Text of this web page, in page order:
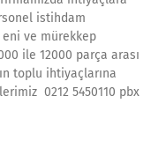
istihdam
eni ve mürekkep
ile 12000 parça arası
toplu ihtiyaçlarına
0212 5450110 pbx